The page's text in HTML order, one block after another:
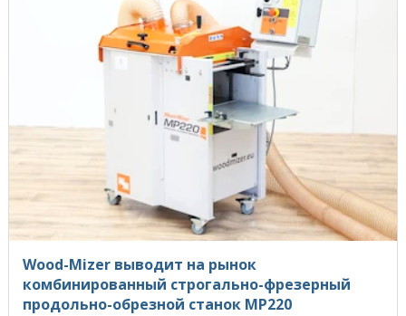
Wood-Mizer выводит на рынок
комбинированный строгально-фрезерный
продольно-обрезной станок МР220